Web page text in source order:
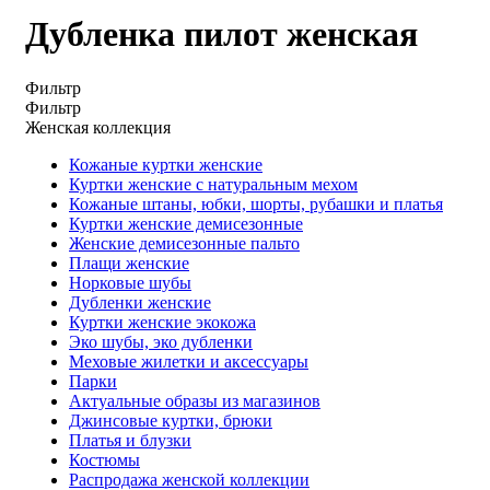
Дубленка пилот женская
Фильтр
Фильтр
Женская коллекция
Кожаные куртки женские
Куртки женские с натуральным мехом
Кожаные штаны, юбки, шорты, рубашки и платья
Куртки женские демисезонные
Женские демисезонные пальто
Плащи женские
Норковые шубы
Дубленки женские
Куртки женские экокожа
Эко шубы, эко дубленки
Меховые жилетки и аксессуары
Парки
Актуальные образы из магазинов
Джинсовые куртки, брюки
Платья и блузки
Костюмы
Распродажа женской коллекции